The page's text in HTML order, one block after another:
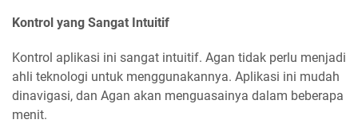
Kontrol yang Sangat Intuitif
Kontrol aplikasi ini sangat intuitif. Agan tidak perlu menjadi
ahli teknologi untuk menggunakannya. Aplikasi ini mudah
dinavigasi, dan Agan akan menguasainya dalam beberapa
menit.